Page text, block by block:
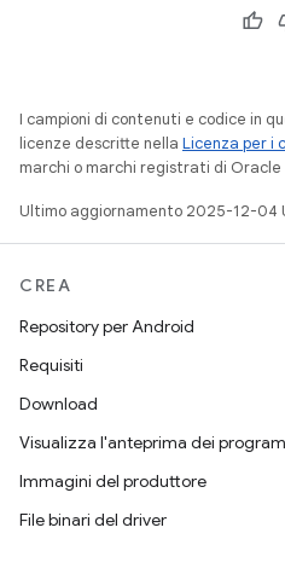
I campioni di contenuti e codice in
licenze descritte nella Licenza per i
marchi o marchi registrati di
Ultimo aggiornamento 2025-12-04
CREA
Repository per Android
Requisiti
Download
Visualizza l'anteprima dei
Immagini del produttore
File binari del driver